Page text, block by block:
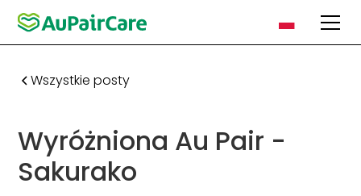
Wszystkie posty
Wyróżniona Au Pair -
Sakurako